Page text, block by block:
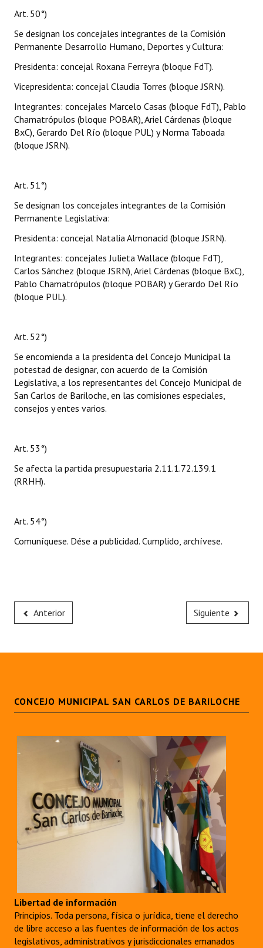
Art. 50°)
Se designan los concejales integrantes de la Comisión
Permanente Desarrollo Humano, Deportes y Cultura:
Presidenta: concejal Roxana Ferreyra (bloque FdT).
Vicepresidenta: concejal Claudia Torres (bloque JSRN).
Integrantes: concejales Marcelo Casas (bloque FdT), Pablo
Chamatrópulos (bloque POBAR), Ariel Cárdenas (bloque
BxC), Gerardo Del Río (bloque PUL) y Norma Taboada
(bloque JSRN).
Art. 51°)
Se designan los concejales integrantes de la Comisión
Permanente Legislativa:
Presidenta: concejal Natalia Almonacid (bloque JSRN).
Integrantes: concejales Julieta Wallace (bloque FdT),
Carlos Sánchez (bloque JSRN), Ariel Cárdenas (bloque BxC),
Pablo Chamatrópulos (bloque POBAR) y Gerardo Del Río
(bloque PUL).
Art. 52°)
Se encomienda a la presidenta del Concejo Municipal la
potestad de designar, con acuerdo de la Comisión
Legislativa, a los representantes del Concejo Municipal de
San Carlos de Bariloche, en las comisiones especiales,
consejos y entes varios.
Art. 53°)
Se afecta la partida presupuestaria 2.11.1.72.139.1
(RRHH).
Art. 54°)
Comuníquese. Dése a publicidad. Cumplido, archívese.
Anterior Siguiente
CONCEJO MUNICIPAL SAN CARLOS DE BARILOCHE
Libertad de información
Principios. Toda persona, física o jurídica, tiene el derecho
de libre acceso a las fuentes de información de los actos
legislativos, administrativos y jurisdiccionales emanados